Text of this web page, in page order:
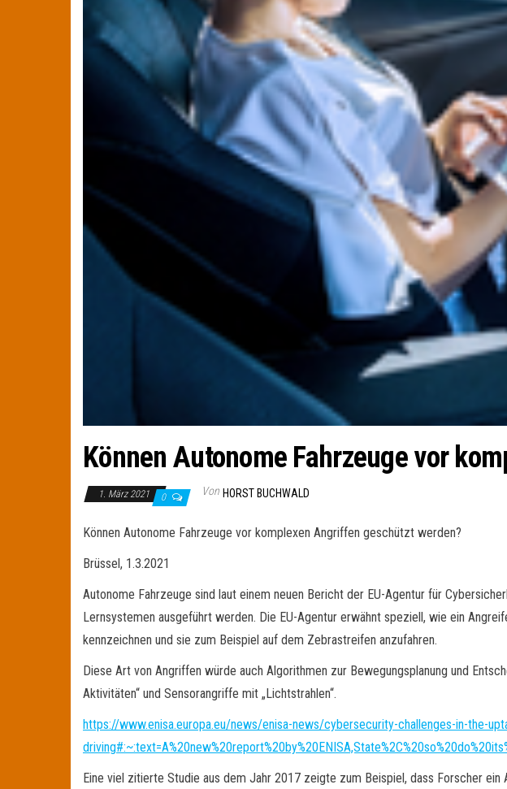
Können Autonome Fahrzeuge vor
1. März 2021 0 Von HORST BUCHWALD
Können Autonome Fahrzeuge vor komplexen Angriffen geschützt werden?
Brüssel, 1.3.2021
Autonome Fahrzeuge sind laut einem neuen Bericht der EU-Agentur für
Lernsystemen ausgeführt werden. Die EU-Agentur erwähnt speziell, wie ein
kennzeichnen und sie zum Beispiel auf dem Zebrastreifen anzufahren.
Diese Art von Angriffen würde auch Algorithmen zur Bewegungsplanung und
Aktivitäten“ und Sensorangriffe mit „Lichtstrahlen“.
https://www.enisa.europa.eu/news/enisa-news/cybersecurity-challenges-in-the-
Eine viel zitierte Studie aus dem Jahr 2017 zeigte zum Beispiel, dass Forscher